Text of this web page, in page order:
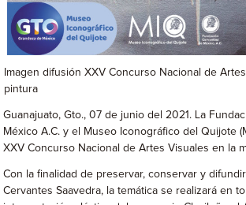
Imagen difusión XXV Concurso Nacional de
pintura
Guanajuato, Gto., 07 de junio del 2021. La
México A.C. y el Museo Iconográfico del Quijote
XXV Concurso Nacional de Artes Visuales en la
Con la finalidad de preservar, conservar y
Cervantes Saavedra, la temática se realizará en